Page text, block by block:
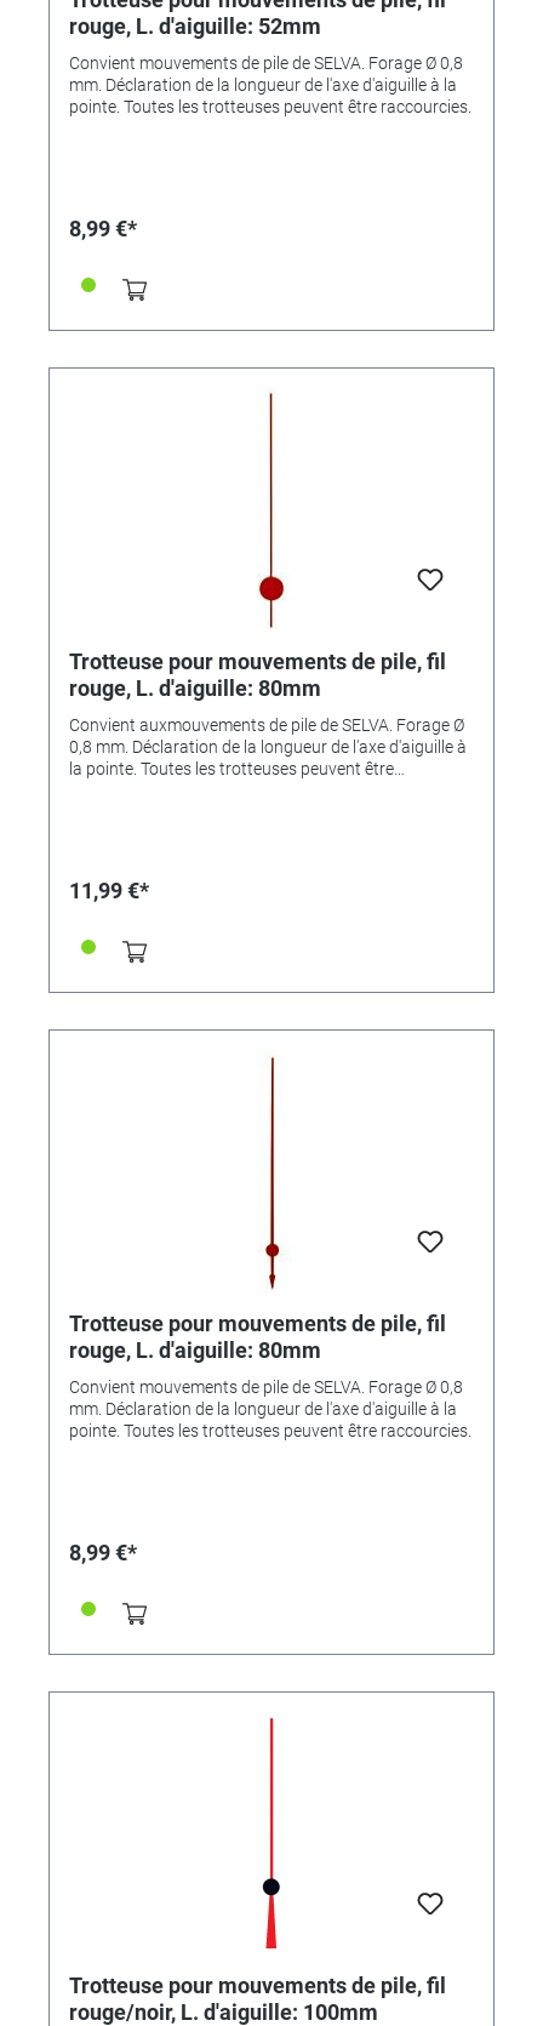
rouge, L. d'aiguille: 52mm
Convient mouvements de pile de SELVA. Forage Ø 0,8
mm. Déclaration de la longueur de l'axe d'aiguille à la
pointe. Toutes les trotteuses peuvent être raccourcies.
8,99 €*
Trotteuse pour mouvements de pile, fil
rouge, L. d'aiguille: 80mm
Convient auxmouvements de pile de SELVA. Forage Ø
0,8 mm. Déclaration de la longueur de l'axe d'aiguille à
la pointe. Toutes les trotteuses peuvent être
11,99 €*
Trotteuse pour mouvements de pile, fil
rouge, L. d'aiguille: 80mm
Convient mouvements de pile de SELVA. Forage Ø 0,8
mm. Déclaration de la longueur de l'axe d'aiguille à la
pointe. Toutes les trotteuses peuvent être raccourcies.
8,99 €*
Trotteuse pour mouvements de pile, fil
rouge/noir, L. d'aiguille: 100mm